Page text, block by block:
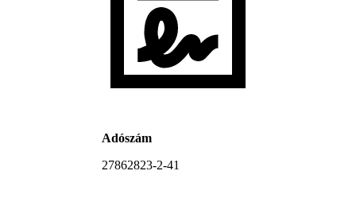
Adószám
27862823-2-41